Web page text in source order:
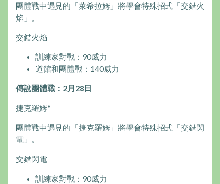
團體戰中遇見的「萊希拉姆」將學會特殊招式「交錯火
焰」。
交錯火焰
訓練家對戰：90威力
道館和團體戰：140威力
傳說團體戰：2月28日
捷克羅姆*
團體戰中遇見的「捷克羅姆」將學會特殊招式「交錯閃
電」。
交錯閃電
訓練家對戰：90威力